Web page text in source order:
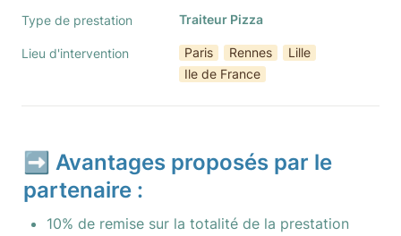
Type de prestation Traiteur Pizza
Lieu d'intervention Paris Rennes
Lille
Ile de France
➡️ Avantages proposés par le
partenaire :
10% de remise sur la totalité de la prestation